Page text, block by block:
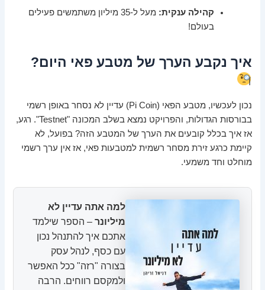
קהילה ענקית:
מעל ל-35 מיליון משתמשים פעילים
בעולם!
איך נקבע הערך של מטבע פאי היום?
נכון לעכשיו, מטבע הפאי (Pi Coin) עדיין לא נסחר באופן רשמי
בבורסות הגדולות, והפרויקט נמצא בשלב המכונה "Testnet". רגע,
אז איך בכלל קובעים את הערך של המטבע הזה? בפועל, לא
קיימת כרגע זירת מסחר רשמית למטבעות פאי, אז אין ערך רשמי
מוחלט וחד משמעי.
למה אתה עדיין לא
מיליונר – הספר שילמד
אתכם איך להתנהל נכון
עם כסף, לנהל עסק
בצורה "רזה" ככל האפשר
ולמקסם רווחים. הרבה